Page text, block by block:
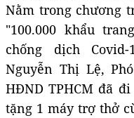
Nằm trong chương
"100.000 khẩu
chống dịch
Nguyễn Thị Lệ,
HĐND TPHCM đã
tặng 1 máy trợ thở